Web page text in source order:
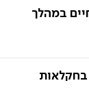
במהלך
בחקלאות